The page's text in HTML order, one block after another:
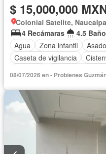
$ 15,000,000
Colonial Satelite,
4 Recámaras
4.5
Agua
Zona infantil
Caseta de vigilancia
Recámara con closet
Sin amueblar
08/07/2026 en - Probienes